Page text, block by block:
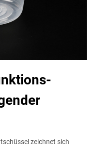
zeichnet sich